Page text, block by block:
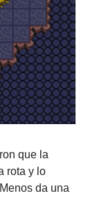
que la
rota y lo
da una